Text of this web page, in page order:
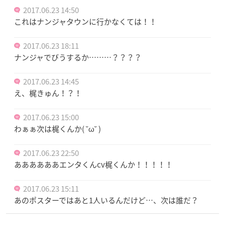
2017.06.23 14:50
これはナンジャタウンに行かなくては！！
2017.06.23 18:11
ナンジャでびうするか………？？？？
2017.06.23 14:45
え、梶きゅん！？！
2017.06.23 15:00
わぁぁ次は梶くんか( ˘ω˘ )
2017.06.23 22:50
ああああああエンタくんcv梶くんか！！！！！
2017.06.23 15:11
あのポスターではあと1人いるんだけど…、次は誰だ？